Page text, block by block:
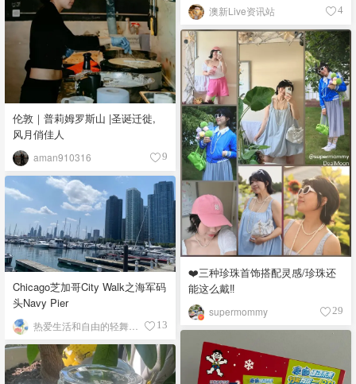
澳新Live资讯站 4
伦敦｜普莉姆罗斯山 |圣诞迁徙,
风月俏佳人
aman910316 9
❤️三种珍珠首饰搭配灵感/珍珠还
能这么戴‼️
supermommy 29
Chicago芝加哥City Walk之海军码
头Navy Pier
13